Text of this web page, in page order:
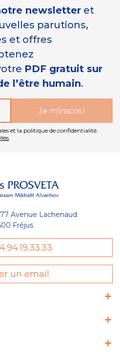
newsletter et
parutions,
et offres
PDF gratuit sur
l’être humain.
et la politique de confidentialité.
.
Avenue Lachenaud
Fréjus
un email